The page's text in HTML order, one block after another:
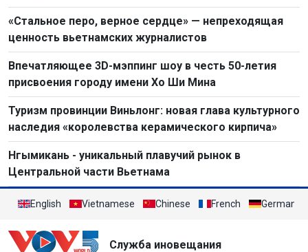
«Стальное перо, верное сердце» — непреходящая
ценность вьетнамских журналистов
Впечатляющее 3D-мэппинг шоу в честь 50-летия
присвоения городу имени Хо Ши Мина
Туризм провинции Виньлонг: новая глава культурного
наследия «королевства керамического кирпича»
Нгымикань - уникальный плавучий рынок в
Центральной части Вьетнама
English Vietnamese Chinese French German
Служба иновещания